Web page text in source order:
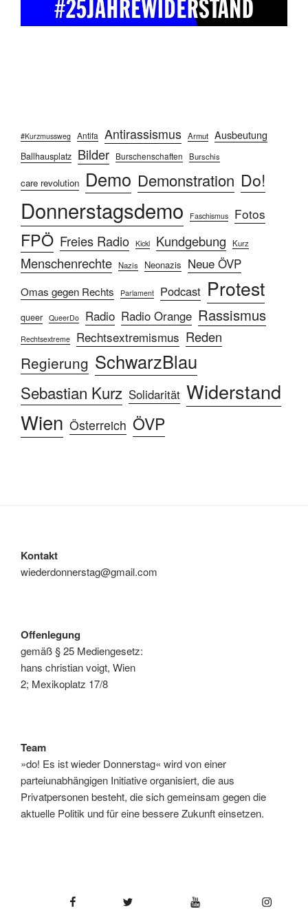
#Kurzmussweg Antifa Antirassismus Armut Ausbeutung
Ballhausplatz Bilder Burschenschaften Burschis
care revolution Demo Demonstration Do!
Donnerstagsdemo Faschismus Fotos
FPÖ Freies Radio Kickl Kundgebung Kurz
Menschenrechte Nazis Neonazis Neue ÖVP
Omas gegen Rechts Parlament Podcast Protest
queer QueerDo Radio Radio Orange Rassismus
Rechtsextreme Rechtsextremismus Reden
Regierung SchwarzBlau
Sebastian Kurz Solidarität Widerstand
Wien Österreich ÖVP
Kontakt
wiederdonnerstag@gmail.com
Offenlegung
gemäß § 25 Mediengesetz:
hans christian voigt, Wien
2; Mexikoplatz 17/8
Team
»do! Es ist wieder Donnerstag« wird von einer
parteiunabhängigen Initiative organisiert, die aus
Privatpersonen besteht, die sich gemeinsam gegen die
aktuelle Politik und für eine bessere Zukunft einsetzen.